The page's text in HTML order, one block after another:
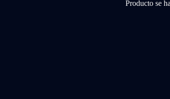
Producto se